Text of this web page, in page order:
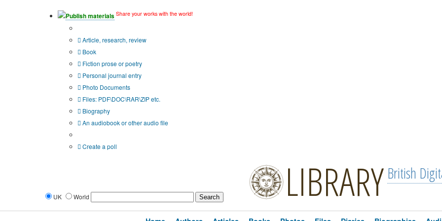
Publish materials Share your works with the world!
Article, research, review
Book
Fiction prose or poetry
Personal journal entry
Photo Documents
Files: PDF\DOC\RAR\ZIP etc.
Biography
An audiobook or other audio file
Create a poll
UK World LIBRARY British